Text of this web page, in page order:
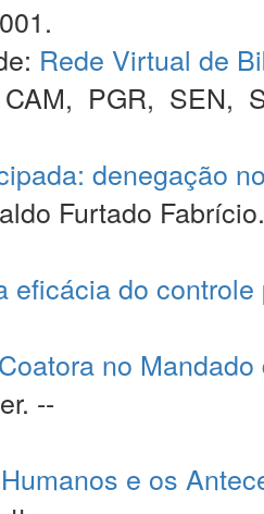
Rede Virtual de
CAM, PGR, SEN,
denegação
Furtado
eficácia do controle
no
--
e os